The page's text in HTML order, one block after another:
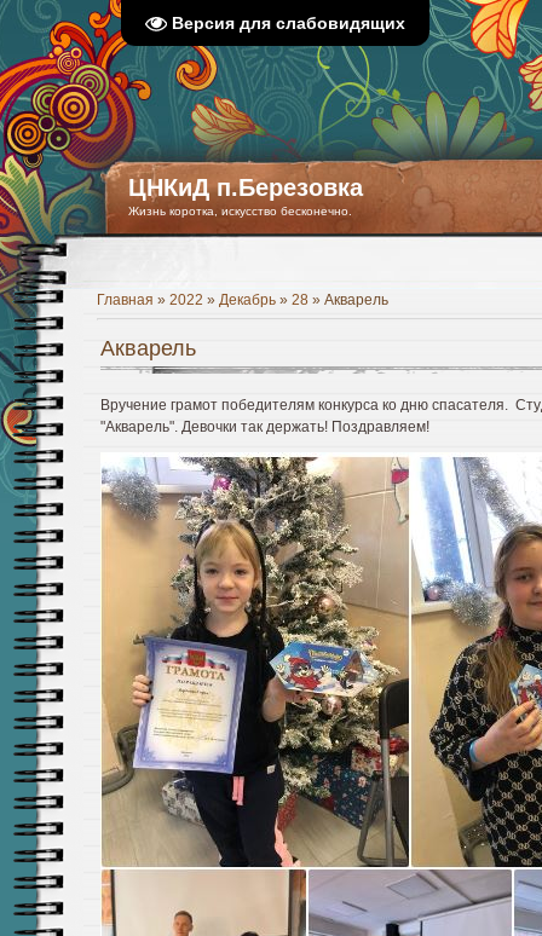
Версия для слабовидящих
ЦНКиД п.Березовка
Жизнь коротка, искусство бесконечно.
Главная » 2022 » Декабрь » 28 » Акварель
Акварель
Вручение грамот победителям конкурса ко дню спасателя.
"Акварель". Девочки так держать! Поздравляем!